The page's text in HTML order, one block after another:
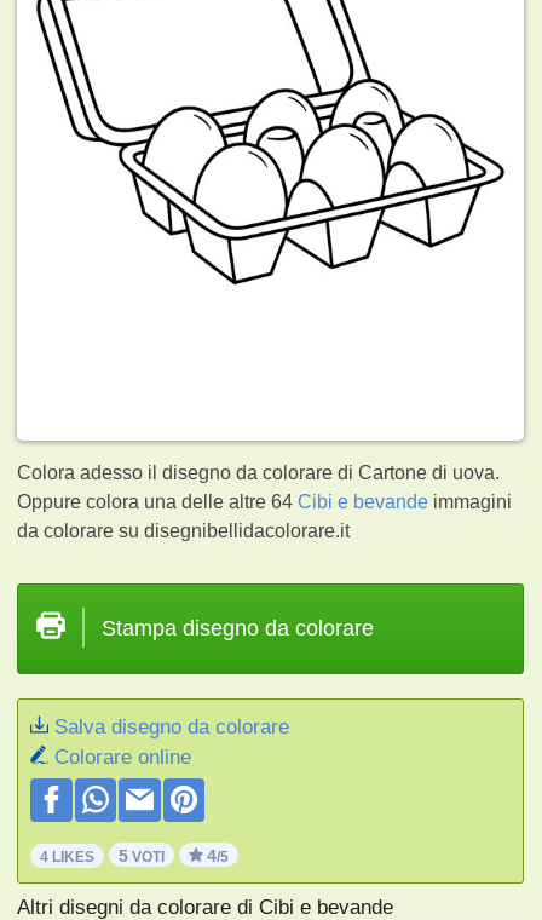
Colora adesso il disegno da colorare di Cartone di uova.
Oppure colora una delle altre 64Cibi e bevande immagini
da colorare su disegnibellidacolorare.it
Stampa disegno da colorare
Salva disegno da colorare
Colorare online
4 LIKES 5 VOTI 4/5
Altri disegni da colorare di Cibi e bevande